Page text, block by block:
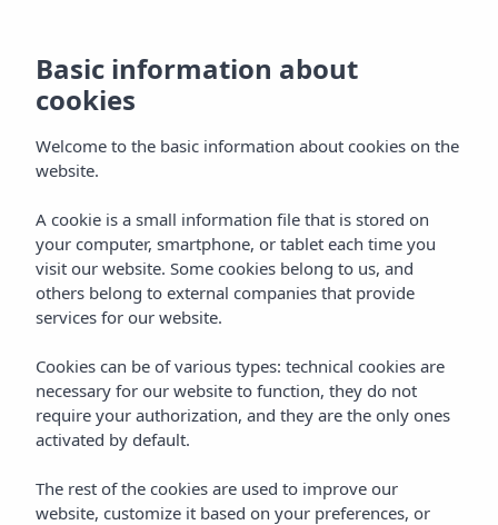
Kamers
Vibra Palma Cactus Hotel
Home Mallorca
Playa De Palma
Vibra Palma Cactus Hotel
KAMERS
Basic information about
cookies
Welcome to the basic information about cookies on the
website.
A cookie is a small information file that is stored on
your computer, smartphone, or tablet each time you
visit our website. Some cookies belong to us, and
others belong to external companies that provide
services for our website.
Cookies can be of various types: technical cookies are
necessary for our website to function, they do not
require your authorization, and they are the only ones
activated by default.
The rest of the cookies are used to improve our
website, customize it based on your preferences, or